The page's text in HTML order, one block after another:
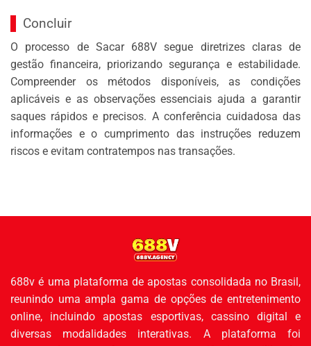
Concluir
O processo de Sacar 688V segue diretrizes claras de
gestão financeira, priorizando segurança e estabilidade.
Compreender os métodos disponíveis, as condições
aplicáveis e as observações essenciais ajuda a garantir
saques rápidos e precisos. A conferência cuidadosa das
informações e o cumprimento das instruções reduzem
riscos e evitam contratempos nas transações.
688v é uma plataforma de apostas consolidada no Brasil,
reunindo uma ampla gama de opções de entretenimento
online, incluindo apostas esportivas, cassino digital e
diversas modalidades interativas. A plataforma foi